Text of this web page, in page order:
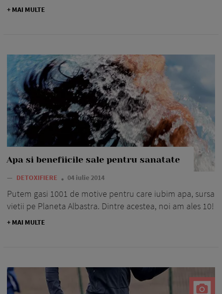
+ MAI MULTE
Apa si benefiicile sale pentru sanatate
— DETOXIFIERE 04 iulie 2014
Putem gasi 1001 de motive pentru care iubim apa, sursa
vietii pe Planeta Albastra. Dintre acestea, noi am ales 10!
+ MAI MULTE